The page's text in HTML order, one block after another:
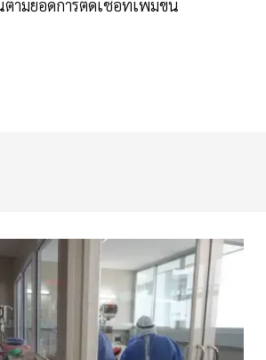
ามยอดการติดเชื้อที่เพิ่มขึ้น